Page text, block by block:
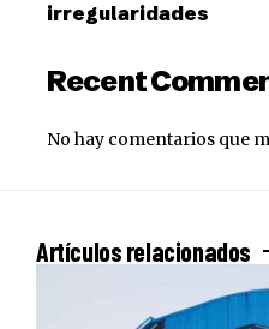
irregularidades
Recent
No hay comentarios que
Artículos relacionados